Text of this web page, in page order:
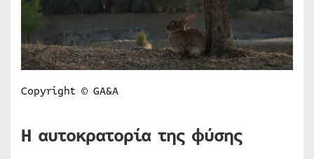
Copyright © GA&A
Η αυτοκρατορία της φύσης